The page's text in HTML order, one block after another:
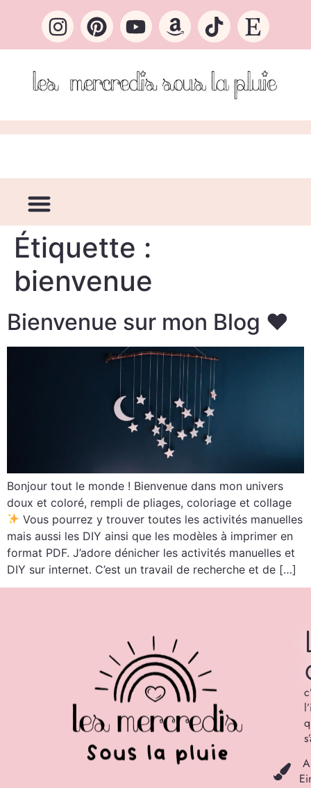
Étiquette :
bienvenue
Bienvenue sur mon Blog ♥
Bonjour tout le monde ! Bienvenue dans mon univers
doux et coloré, rempli de pliages, coloriage et collage
Vous pourrez y trouver toutes les activités manuelles
mais aussi les DIY ainsi que les modèles à imprimer en
format PDF. J’adore dénicher les activités manuelles et
DIY sur internet. C’est un travail de recherche et de […]